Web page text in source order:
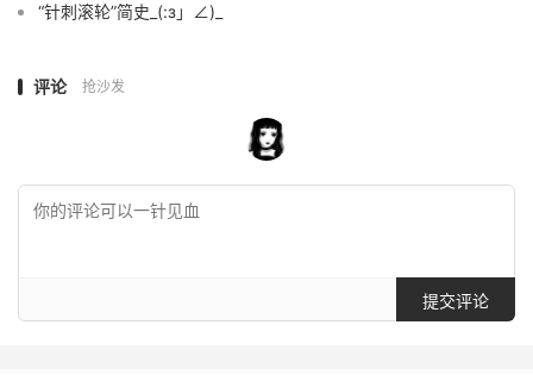
“针刺滚轮”简史_(:з」∠)_
评论 抢沙发
提交评论